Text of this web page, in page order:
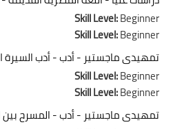
Skill Level:Beginner
Skill Level:Beginner
تمهيدى ماجستير - أدب - أدب السيرة
Skill Level:Beginner
Skill Level:Beginner
تمهيدى ماجستير - أدب - المسرح